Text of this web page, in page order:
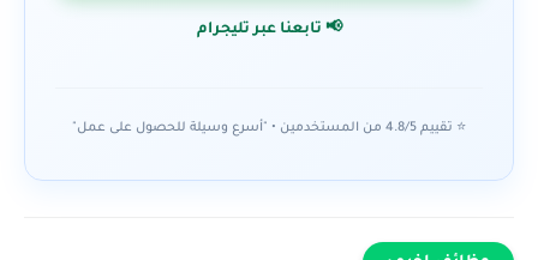
📢 تابعنا عبر تليجرام
⭐ تقييم 4.8/5 من المستخدمين • "أسرع وسيلة للحصول على عمل"